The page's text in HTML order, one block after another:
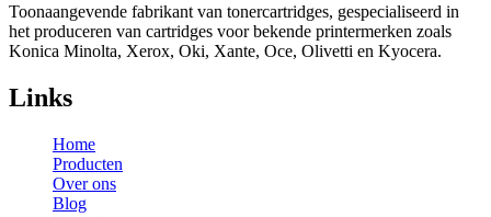
Toonaangevende fabrikant van tonercartridges, gespecialiseerd in
het produceren van cartridges voor bekende printermerken zoals
Konica Minolta, Xerox, Oki, Xante, Oce, Olivetti en Kyocera.
Links
Home
Producten
Over ons
Blog